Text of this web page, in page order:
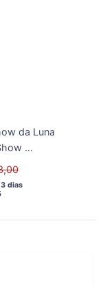
Porta latinha 5x5 Show da Luna
dias